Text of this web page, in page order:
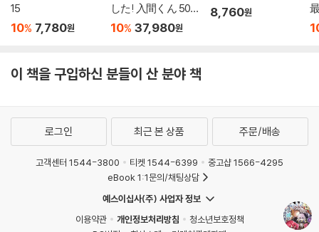
15
10% 7,780원
した! 入間くん 50
特裝版
10% 37,980원
8,760원
18
이 책을 구입하신 분들이 산 분야 책
로그인 최근 본 상품 주문/배송
고객센터 1544-3800 티켓 1544-6399
중고샵 1566-4295
eBook 1:1문의/채팅상담
예스이십사(주) 사업자 정보
이용약관
개인정보처리방침
청소년보호정책